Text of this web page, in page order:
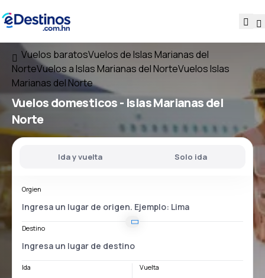
Vuelos baratosVuelos de Islas Marianas del
NorteVuelos a Islas Marianas del NorteVuelos Islas
Marianas del Norte
Vuelos domesticos - Islas Marianas del
Norte
Ida y vuelta Solo ida
Orgien
Destino
Ida Vuelta